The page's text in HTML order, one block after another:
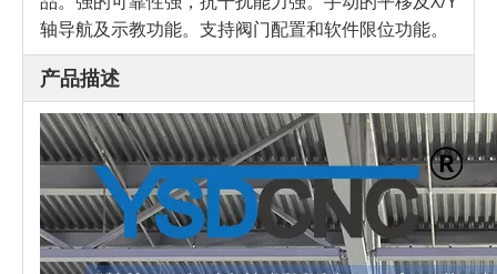
轴导航及示教功能。 支持阀门配置和软件限位功能。
产品描述